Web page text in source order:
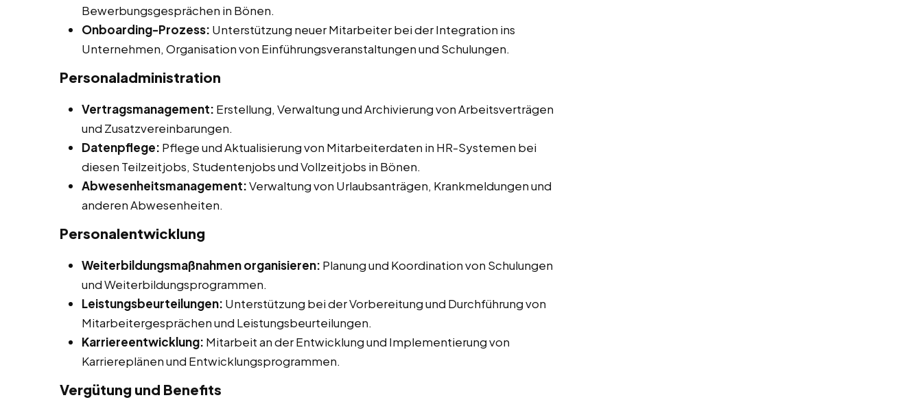
Bewerbungsgesprächen in Bönen.
Onboarding-Prozess: Unterstützung neuer Mitarbeiter bei der Integration ins
Unternehmen, Organisation von Einführungsveranstaltungen und Schulungen.
Personaladministration
Vertragsmanagement: Erstellung, Verwaltung und Archivierung von Arbeitsverträgen
und Zusatzvereinbarungen.
Datenpflege: Pflege und Aktualisierung von Mitarbeiterdaten in HR-Systemen bei
diesen Teilzeitjobs, Studentenjobs und Vollzeitjobs in Bönen.
Abwesenheitsmanagement:Verwaltung von Urlaubsanträgen, Krankmeldungen und
anderen Abwesenheiten.
Personalentwicklung
Weiterbildungsmaßnahmen organisieren: Planung und Koordination von Schulungen
und Weiterbildungsprogrammen.
Leistungsbeurteilungen: Unterstützung bei der Vorbereitung und Durchführung von
Mitarbeitergesprächen und Leistungsbeurteilungen.
Karriereentwicklung: Mitarbeit an der Entwicklung und Implementierung von
Karriereplänen und Entwicklungsprogrammen.
Vergütung und Benefits